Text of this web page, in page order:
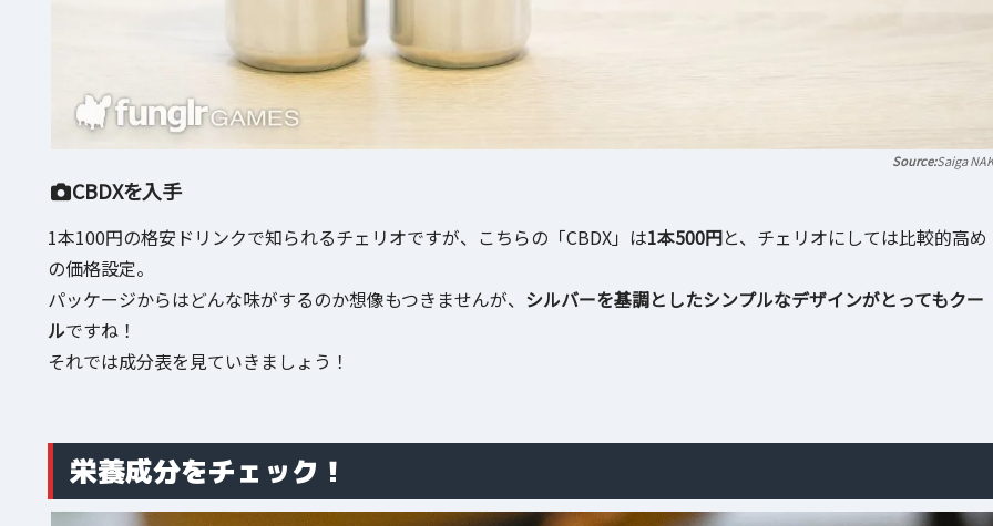
Saiga NAK
CBDXを入手
1本100円の格安ドリンクで知られるチェリオですが、こちらの「CBDX」は1本500円と、チェリオにしては比較的高め
の価格設定。
パッケージからはどんな味がするのか想像もつきませんが、 シルバーを基調としたシンプルなデザインがとってもクー
ルですね！
それでは成分表を見ていきましょう！
栄養成分をチェック！